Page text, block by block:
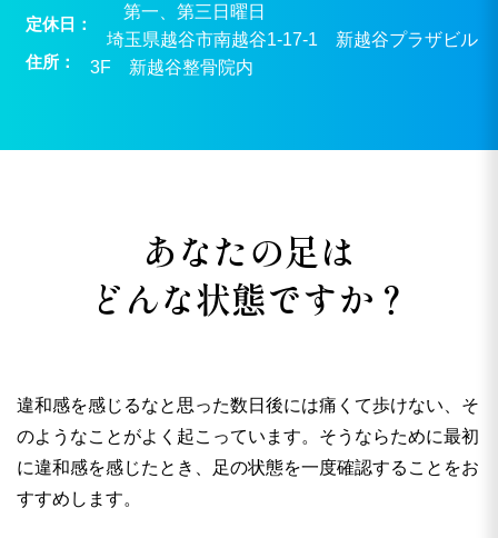
定休日
第一、第三日曜日
住所
埼玉県越谷市南越谷1-17-1 新越谷プラザビル
3F 新越谷整骨院内
あなたの足は
どんな状態ですか？
違和感を感じるなと思った数日後には痛くて歩けない、そ
のようなことがよく起こっています。そうならために最初
に違和感を感じたとき、足の状態を一度確認することをお
すすめします。